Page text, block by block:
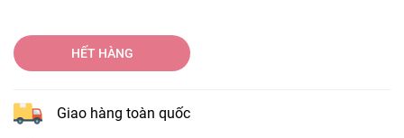
HẾT HÀNG
Giao hàng toàn quốc